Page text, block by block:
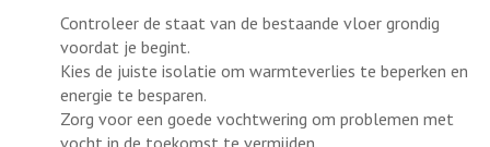
Controleer de staat van de bestaande vloer grondig
voordat je begint.
Kies de juiste isolatie om warmteverlies te beperken en
energie te besparen.
Zorg voor een goede vochtwering om problemen met
vocht in de toekomst te vermijden.